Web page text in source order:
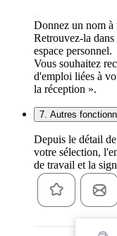
Donnez un nom à
Retrouvez-la
espace personnel.
Vous souhaitez
d'emploi liées à
la réception ».
7. Autres
Depuis le détail
votre sélection,
de travail et la